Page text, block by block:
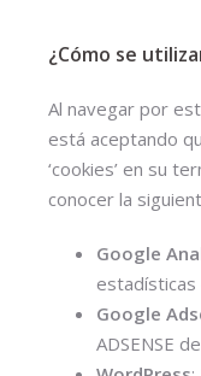
¿Cómo se
Al navegar por
está aceptando
‘cookies’ en su
conocer la
Google
estadísticas
Google
ADSENSE